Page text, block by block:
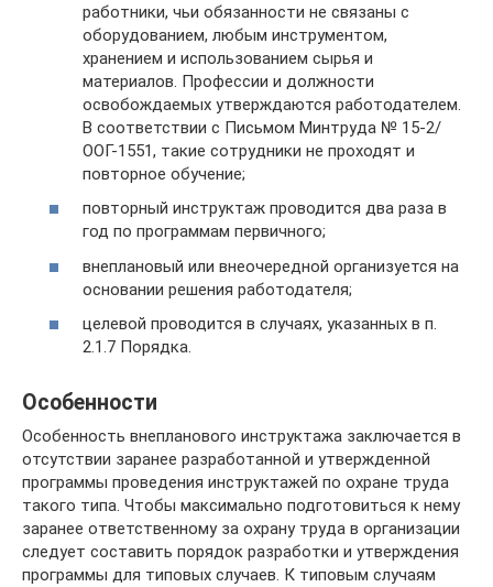
работники, чьи обязанности не связаны с
оборудованием, любым инструментом,
хранением и использованием сырья и
материалов. Профессии и должности
освобождаемых утверждаются работодателем.
В соответствии с Письмом Минтруда № 15-2/
ООГ-1551, такие сотрудники не проходят и
повторное обучение;
повторный инструктаж проводится два раза в
год по программам первичного;
внеплановый или внеочередной организуется на
основании решения работодателя;
целевой проводится в случаях, указанных в п.
2.1.7 Порядка.
Особенности
Особенность внепланового инструктажа заключается в
отсутствии заранее разработанной и утвержденной
программы проведения инструктажей по охране труда
такого типа. Чтобы максимально подготовиться к нему
заранее ответственному за охрану труда в организации
следует составить порядок разработки и утверждения
программы для типовых случаев. К типовым случаям